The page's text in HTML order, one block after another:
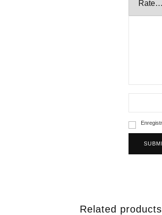
Related products